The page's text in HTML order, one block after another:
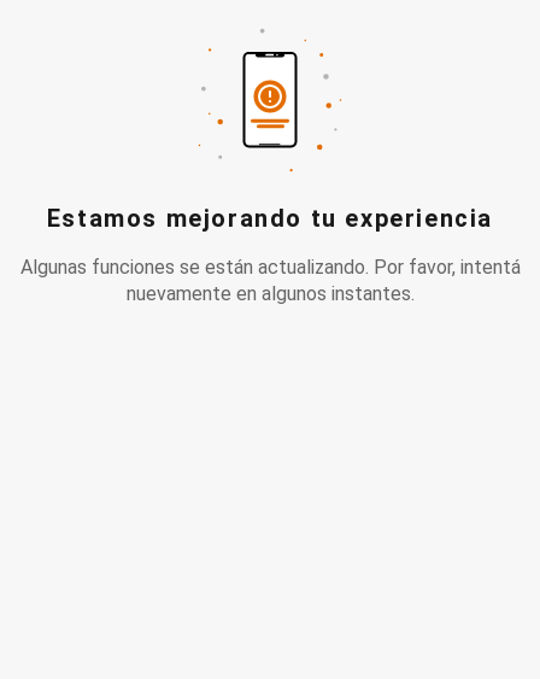
Estamos mejorando tu experiencia
Algunas funciones se están actualizando. Por favor, intentá
nuevamente en algunos instantes.